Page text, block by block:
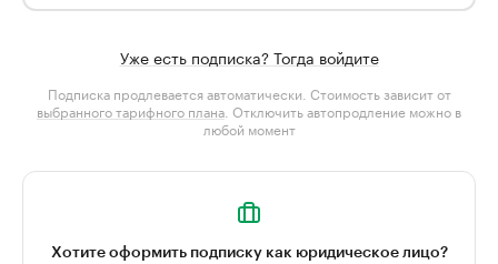
Уже есть подписка? Тогда войдите
Подписка продлевается автоматически. Стоимость зависит от
выбранного тарифного плана . Отключить автопродление можно в
любой момент
Хотите оформить подписку как юридическое лицо?